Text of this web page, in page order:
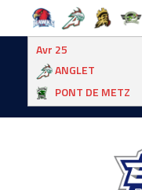
Avr 25
ANGLET
PONT DE METZ